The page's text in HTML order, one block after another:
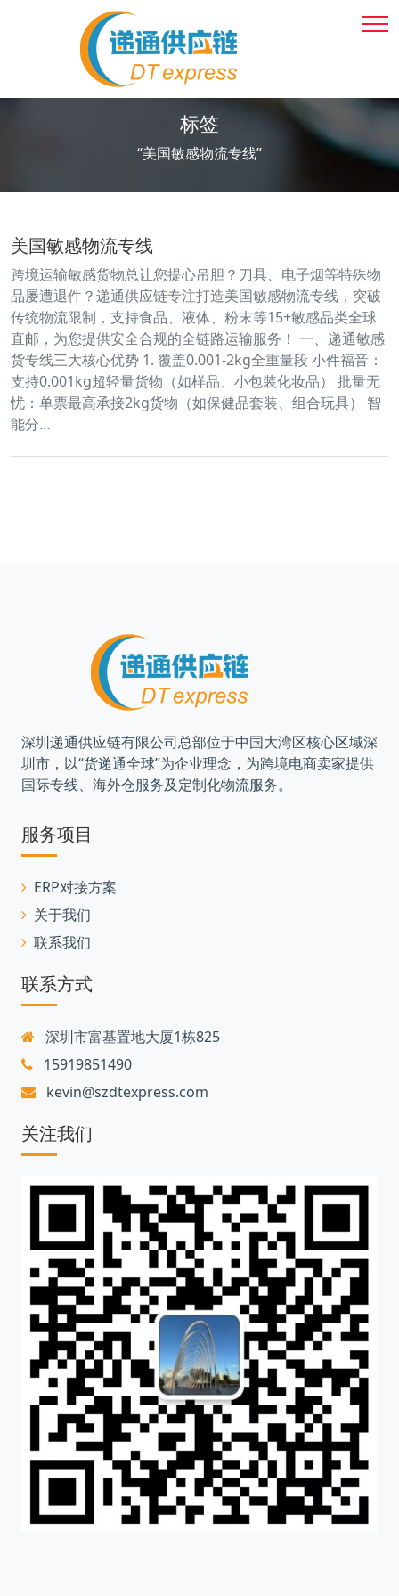
标签
“美国敏感物流专线”
美国敏感物流专线
跨境运输敏感货物总让您提心吊胆？刀具、电子烟等特殊物
品屡遭退件？递通供应链专注打造美国敏感物流专线，突破
传统物流限制，支持食品、液体、粉末等15+敏感品类全球
直邮，为您提供安全合规的全链路运输服务！ 一、递通敏感
货专线三大核心优势 1. 覆盖0.001-2kg全重量段 小件福音：
支持0.001kg超轻量货物（如样品、小包装化妆品） 批量无
忧：单票最高承接2kg货物（如保健品套装、组合玩具） 智
能分…
深圳递通供应链有限公司总部位于中国大湾区核心区域深
圳市，以“货递通全球”为企业理念，为跨境电商卖家提供
国际专线、海外仓服务及定制化物流服务。
服务项目
ERP对接方案
关于我们
联系我们
联系方式
深圳市富基置地大厦1栋825
15919851490
kevin@szdtexpress.com
关注我们